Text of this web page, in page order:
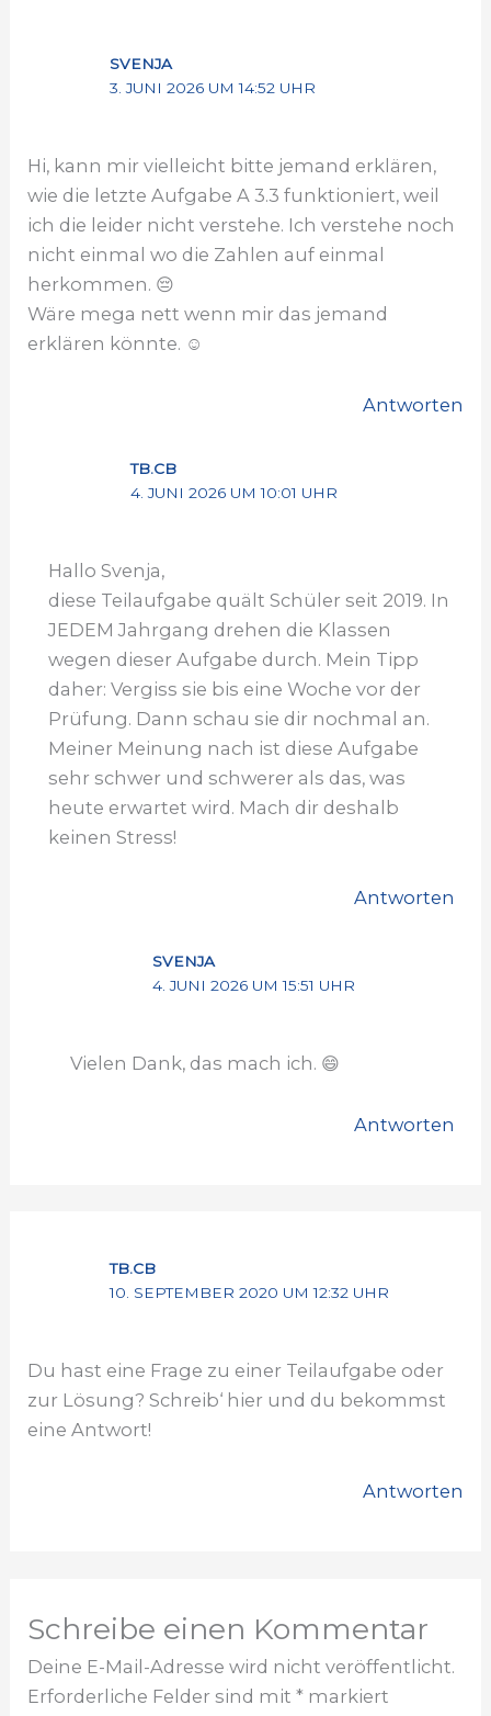
SVENJA
3. JUNI 2026 UM 14:52 UHR
Hi, kann mir vielleicht bitte jemand erklären,
wie die letzte Aufgabe A 3.3 funktioniert, weil
ich die leider nicht verstehe. Ich verstehe noch
nicht einmal wo die Zahlen auf einmal
herkommen. 😔
Wäre mega nett wenn mir das jemand
erklären könnte. ☺️
Antworten
TB.CB
4. JUNI 2026 UM 10:01 UHR
Hallo Svenja,
diese Teilaufgabe quält Schüler seit 2019. In
JEDEM Jahrgang drehen die Klassen
wegen dieser Aufgabe durch. Mein Tipp
daher: Vergiss sie bis eine Woche vor der
Prüfung. Dann schau sie dir nochmal an.
Meiner Meinung nach ist diese Aufgabe
sehr schwer und schwerer als das, was
heute erwartet wird. Mach dir deshalb
keinen Stress!
Antworten
SVENJA
4. JUNI 2026 UM 15:51 UHR
Vielen Dank, das mach ich. 😄
Antworten
TB.CB
10. SEPTEMBER 2020 UM 12:32 UHR
Du hast eine Frage zu einer Teilaufgabe oder
zur Lösung? Schreib‘ hier und du bekommst
eine Antwort!
Antworten
Schreibe einen Kommentar
Deine E-Mail-Adresse wird nicht veröffentlicht.
Erforderliche Felder sind mit* markiert